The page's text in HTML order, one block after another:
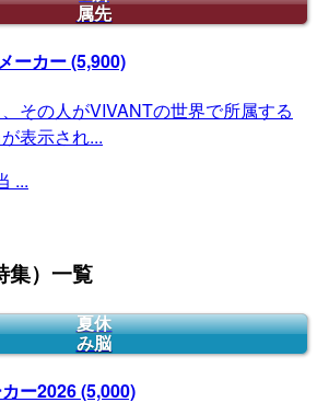
属先
ーカー(5,900)
その人がVIVANTの世界で所属する
表示され...
...
集）一覧
夏休
み脳
ー2026(5,000)